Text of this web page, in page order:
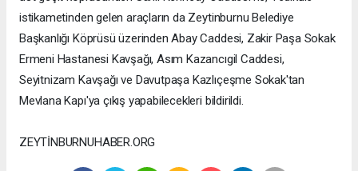
istikametinden gelen araçların da Zeytinburnu Belediye
Başkanlığı Köprüsü üzerinden Abay Caddesi, Zakir Paşa Sokak
Ermeni Hastanesi Kavşağı, Asım Kazancıgil Caddesi,
Seyitnizam Kavşağı ve Davutpaşa Kazlıçeşme Sokak'tan
Mevlana Kapı'ya çıkış yapabilecekleri bildirildi.
ZEYTİNBURNUHABER.ORG